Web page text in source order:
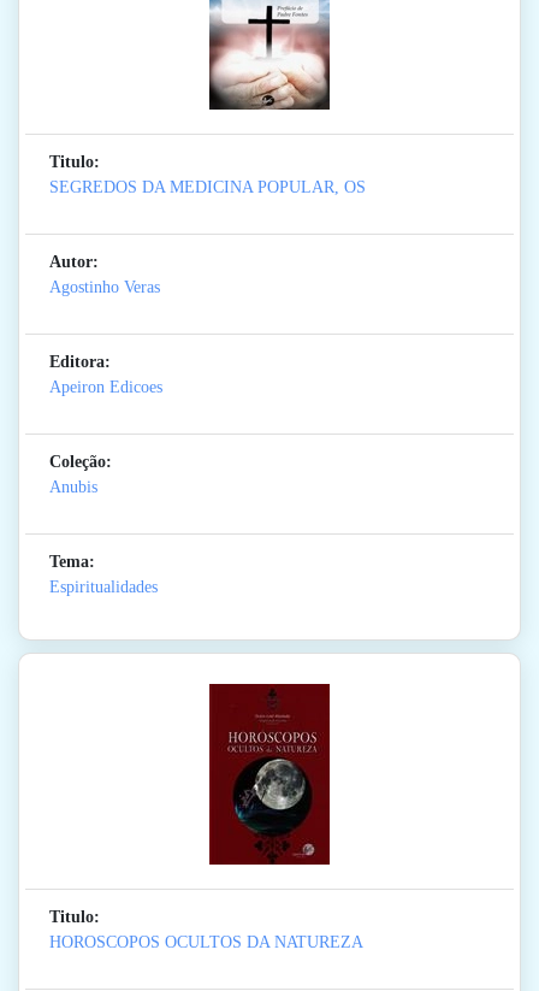
Titulo:
SEGREDOS DA MEDICINA POPULAR, OS
Autor:
Agostinho Veras
Editora:
Apeiron Edicoes
Coleção:
Anubis
Tema:
Espiritualidades
Titulo:
HOROSCOPOS OCULTOS DA NATUREZA